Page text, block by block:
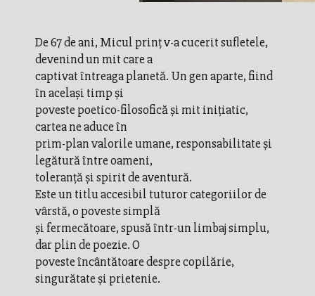
De 67 de ani, Micul prinţ v-a cucerit sufletele,
devenind un mit care a
captivat întreaga planetă. Un gen aparte, fiind
în acelaşi timp şi
poveste poetico-filosofică şi mit iniţiatic,
cartea ne aduce în
prim-plan valorile umane, responsabilitate şi
legătură între oameni,
toleranţă şi spirit de aventură.
Este un titlu accesibil tuturor categoriilor de
vârstă, o poveste simplă
şi fermecătoare, spusă într-un limbaj simplu,
dar plin de poezie. O
poveste încântătoare despre copilărie,
singurătate şi prietenie.